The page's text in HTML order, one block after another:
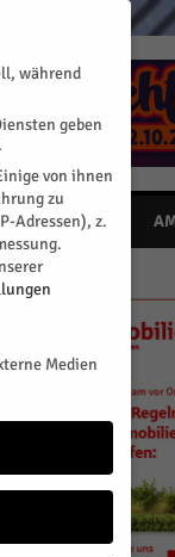
TERMINE
während
geben
von ihnen
zu
Adressen), z.
Medien